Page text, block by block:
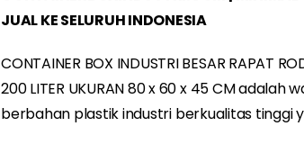
JUAL KE SELURUH INDONESIA
CONTAINER BOX INDUSTRI BESAR RAPAT
200 LITER UKURAN 80 x 60 x 45 CM adalah
berbahan plastik industri berkualitas tinggi